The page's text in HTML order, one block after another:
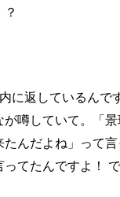
に返しているんで
噂していて。「
たんだよね」って
てたんですよ！